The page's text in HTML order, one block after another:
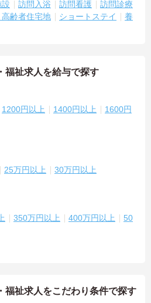
訪問入浴 訪問看護
訪問診療
齢者住宅地 ショートステイ
養
福祉求人を給与で探す
1200円以上 1400円以上
1600円
25万円以上 30万円以上
350万円以上 400万円以上
50
福祉求人をこだわり条件で探す